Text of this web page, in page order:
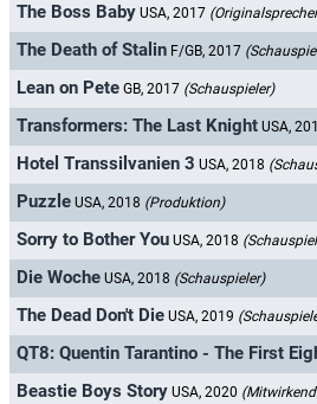
The Boss Baby USA, 2017
The Death of Stalin F/GB, 2017
Lean on Pete GB, 2017 (Schauspieler)
Transformers: The Last Knight USA,
Hotel Transsilvanien 3 USA, 2018
Puzzle USA, 2018 (Produktion)
Sorry to Bother You USA, 2018
Die Woche USA, 2018 (Schauspieler)
The Dead Don't Die USA, 2019
QT8: Quentin Tarantino - The First
Beastie Boys Story USA, 2020